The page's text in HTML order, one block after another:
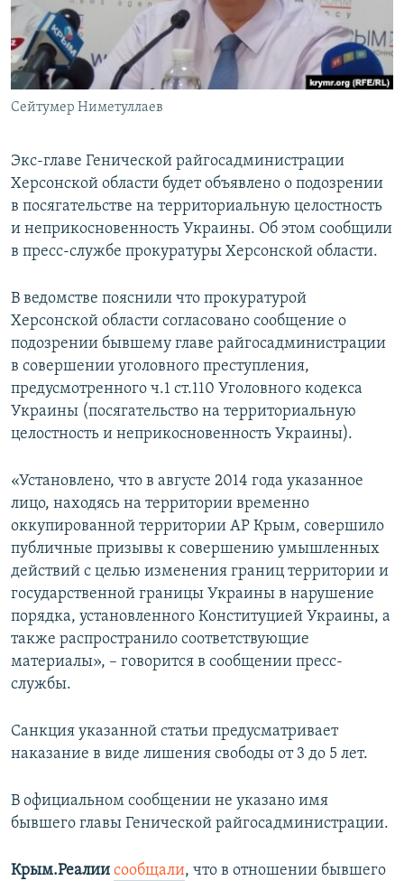
ПОБЕДИТЕЛЕЙ НЕ СУДЯТ?
КРЫМ.НЕПОКОРЕННЫЙ
ELIFBE
УКРАИНСКАЯ ПРОБЛЕМА КРЫМА
ПРИСОЕДИНЯЙТЕСЬ!
Сейтумер Ниметуллаев
Экс-главе Генической райгосадминистрации
Херсонской области будет объявлено о подозрении
в посягательстве на территориальную целостность
и неприкосновенность Украины. Об этом сообщили
в пресс-службе прокуратуры Херсонской области.
В ведомстве пояснили что прокуратурой
Херсонской области согласовано сообщение о
подозрении бывшему главе райгосадминистрации
в совершении уголовного преступления,
предусмотренного ч.1 ст.110 Уголовного кодекса
Украины (посягательство на территориальную
целостность и неприкосновенность Украины).
«Установлено, что в августе 2014 года указанное
лицо, находясь на территории временно
оккупированной территории АР Крым, совершило
публичные призывы к совершению умышленных
действий с целью изменения границ территории и
государственной границы Украины в нарушение
порядка, установленного Конституцией Украины, а
также распространило соответствующие
материалы», – говорится в сообщении пресс-
службы.
Санкция указанной статьи предусматривает
наказание в виде лишения свободы от 3 до 5 лет.
В официальном сообщении не указано имя
бывшего главы Генической райгосадминистрации.
Крым.Реалии сообщали, что в отношении бывшего